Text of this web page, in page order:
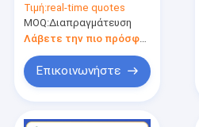
Ποιοτικός έλεγχος
Ειδήσεις
Περιπτώσεις
πλέγματος
μετάλλων
πλέγματος χάλυβα
ανοικτό
Τιμή:real-time quotes
MOQ:Διαπραγμάτευση
Λάβετε την πιο πρόσφατη τιμή
Επικοινωνήστε